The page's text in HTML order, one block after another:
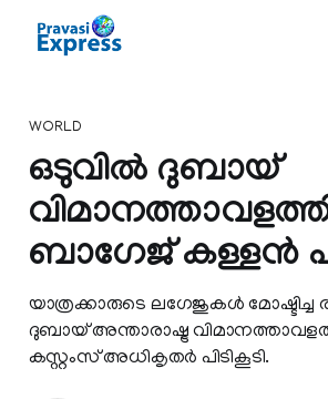
WORLD
ഒടുവില്‍ ദുബായ്
ബാഗേജ് കള്ളൻ
യാത്രക്കാരുടെ ലഗേജുകള്‍ മോഷ്ടിച്ച
ദുബായ് അന്താരാഷ്ട്ര
കസ്റ്റംസ് അധികൃതര്‍ പിടികൂടി.